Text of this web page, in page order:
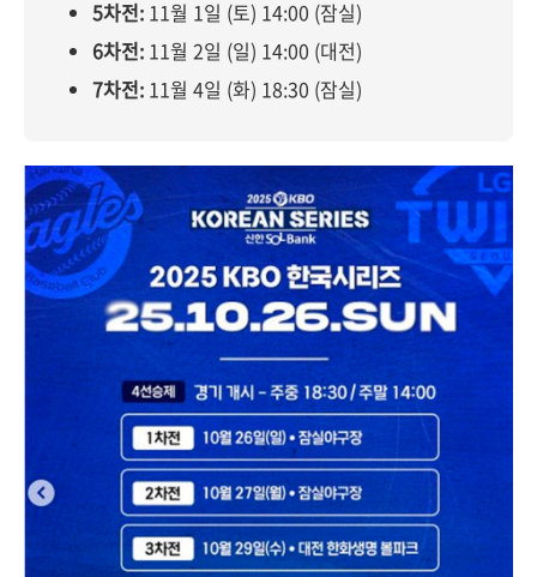
5차전: 11월 1일 (토) 14:00 (잠실)
6차전: 11월 2일 (일) 14:00 (대전)
7차전: 11월 4일 (화) 18:30 (잠실)